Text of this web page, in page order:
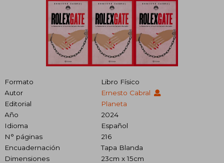
Formato
Libro Físico
Autor
Ernesto Cabral
Editorial
Planeta
Año
2024
Idioma
Español
N° páginas
216
Encuadernación
Tapa Blanda
Dimensiones
23cm x 15cm